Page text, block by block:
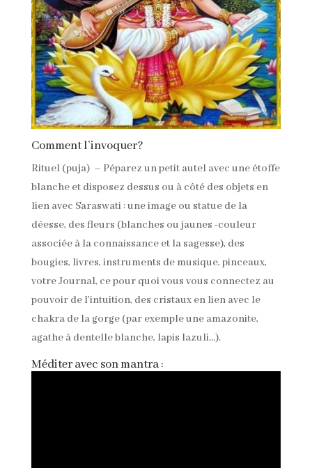
Comment l’invoquer?
Rituel (puja) – Péparez un petit autel avec une étoffe
blanche et disposez dessus ou à côté des objets en
lien avec Saraswati : une image ou statue de la
déesse, des fleurs (blanches ou jaunes -couleur
associée à la connaissance et la sagesse), des
bougies, livres, instruments de musique, pinceaux,
votre Journal, ce pour quoi vous vous connectez au
pouvoir de l’intuition, des cristaux en lien avec le
chakra de la gorge (par exemple une amazonite,
agathe à dentelle blanche, lapis lazuli…).
Méditer avec son mantra :